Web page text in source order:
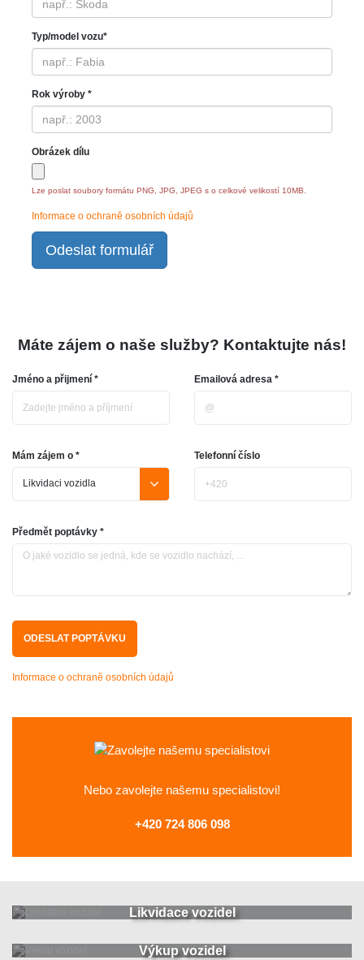
Typ/model vozu*
Rok výroby *
Obrázek dílu
Lze poslat soubory formátu PNG, JPG, JPEG s o celkové velikostí 10MB.
Informace o ochraně osobních údajů
Odeslat formulář
Máte zájem o naše služby? Kontaktujte nás!
Jméno a přijmení * Emailová adresa *
Mám zájem o * Telefonní číslo
Předmět poptávky *
Informace o ochraně osobních údajů
Nebo zavolejte našemu specialistovi!
+420 724 806 098
Likvidace vozidel
Výkup vozidel